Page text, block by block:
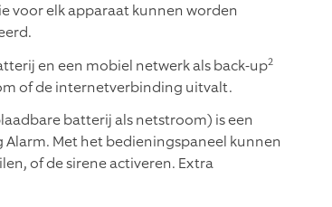
voor elk apparaat kunnen worden
en een mobiel netwerk als back-up2
of de internetverbinding uitvalt.
batterij als netstroom) is een
Met het bedieningspaneel kunnen
of de sirene activeren. Extra